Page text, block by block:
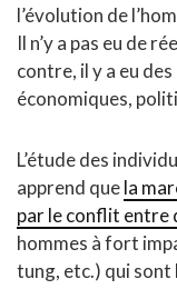
l’évolution de
Il n’y a pas eu de
contre, il y a eu
économiques,
L’étude des
apprend quela
par le conflit entre
hommes à fort
tung, etc.) qui